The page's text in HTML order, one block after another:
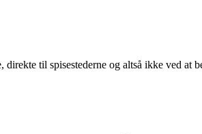
til spisestederne og altså ikke ved at